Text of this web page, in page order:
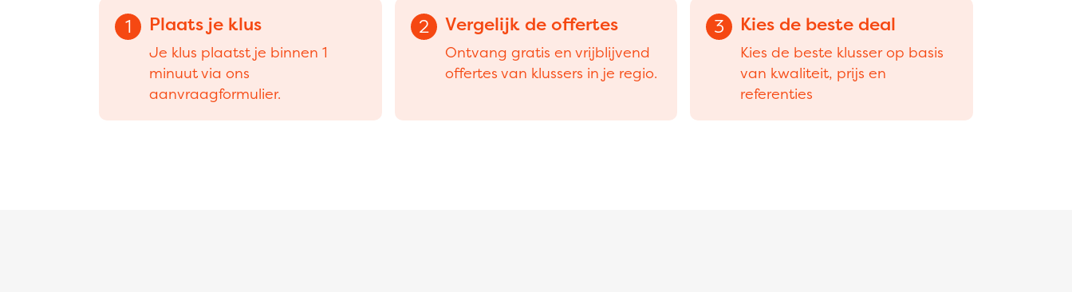
1 Plaats je klus
Je klus plaatst je binnen 1
minuut via ons
aanvraagformulier.
2 Vergelijk de offertes
Ontvang gratis en vrijblijvend
offertes van klussers in je regio.
3 Kies de beste deal
Kies de beste klusser op basis
van kwaliteit, prijs en
referenties